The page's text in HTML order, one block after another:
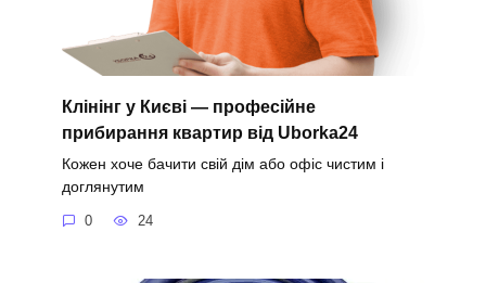
Клінінг у Києві — професійне
прибирання квартир від Uborka24
Кожен хоче бачити свій дім або офіс чистим і
доглянутим
0 24